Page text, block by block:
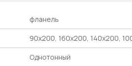
фланель
90х200, 160х200, 140х200,
Однотонный